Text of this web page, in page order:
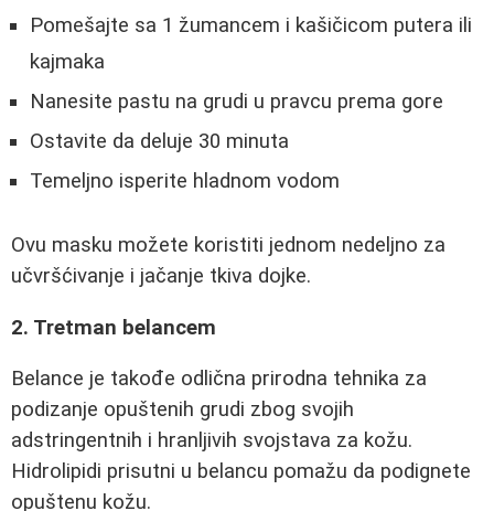
Pomešajte sa 1 žumancem i kašičicom putera ili
kajmaka
Nanesite pastu na grudi u pravcu prema gore
Ostavite da deluje 30 minuta
Temeljno isperite hladnom vodom
Ovu masku možete koristiti jednom nedeljno za
učvršćivanje i jačanje tkiva dojke.
2. Tretman belancem
Belance je takođe odlična prirodna tehnika za
podizanje opuštenih grudi zbog svojih
adstringentnih i hranljivih svojstava za kožu.
Hidrolipidi prisutni u belancu pomažu da podignete
opuštenu kožu.